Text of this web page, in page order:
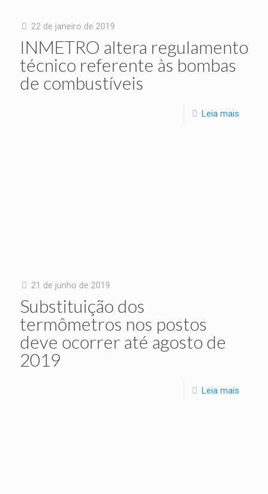
22 de janeiro de 2019
INMETRO altera regulamento
técnico referente às bombas
de combustíveis
Leia mais
21 de junho de 2019
Substituição dos
termômetros nos postos
deve ocorrer até agosto de
2019
Leia mais